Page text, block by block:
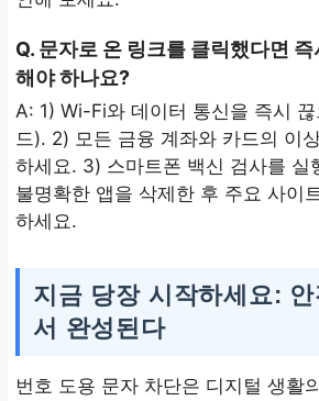
Q. 문자로 온 링크를 클릭했다면 즉
해야 하나요?
A: 1) Wi-Fi와 데이터 통신을 즉시
드). 2) 모든 금융 계좌와 카드의 이
하세요. 3) 스마트폰 백신 검사를 실
불명확한 앱을 삭제한 후 주요 사이
하세요.
지금 당장 시작하세요: 안
서 완성된다
번호 도용 문자 차단은 디지털 생활